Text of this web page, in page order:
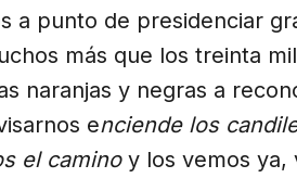
a punto de presidenciar
más que los treinta
naranjas y negras a
enciende los
el camino y los vemos ya,